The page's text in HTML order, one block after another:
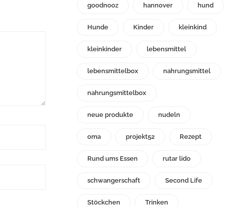
goodnooz hannover hund
Hunde Kinder kleinkind
kleinkinder lebensmittel
lebensmittelbox nahrungsmittel
nahrungsmittelbox
neue produkte nudeln
oma projekt52 Rezept
Rund ums Essen rutar lido
schwangerschaft Second Life
Stöckchen Trinken